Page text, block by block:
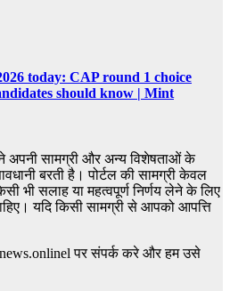
today: CAP round 1 choice
should know | Mint
अपनी सामग्री और अन्य विशेषताओं के
बरती है। पोर्टल की सामग्री केवल
भी सलाह या महत्वपूर्ण निर्णय लेने के लिए
यदि किसी सामग्री से आपको आपत्ति
पर संपर्क करे और हम उसे